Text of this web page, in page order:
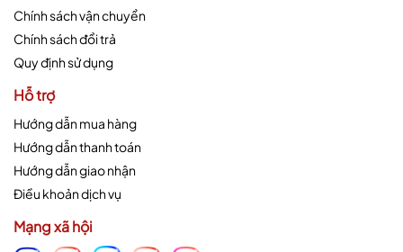
Chính sách vận chuyển
Chính sách đổi trả
Quy định sử dụng
Hỗ trợ
Hướng dẫn mua hàng
Hướng dẫn thanh toán
Hướng dẫn giao nhận
Điều khoản dịch vụ
Mạng xã hội